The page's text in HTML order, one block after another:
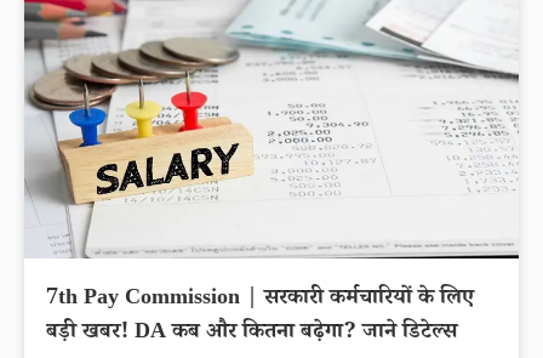
7th Pay Commission | सरकारी कर्मचारियों के लिए
बड़ी खबर! DA कब और कितना बढ़ेगा? जाने डिटेल्स